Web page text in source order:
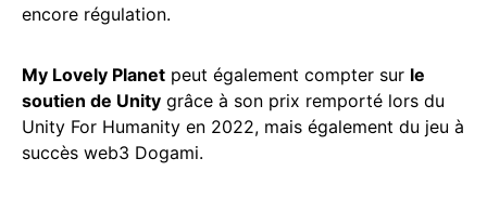
encore régulation.
My Lovely Planet peut également compter sur le
soutien de Unity grâce à son prix remporté lors du
Unity For Humanity en 2022, mais également du jeu à
succès web3 Dogami.